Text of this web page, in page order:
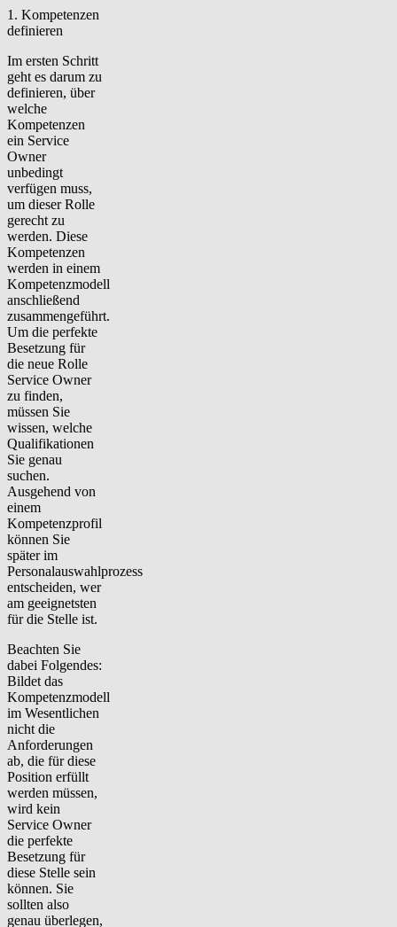
1. Kompetenzen
definieren
Im ersten Schritt
geht es darum zu
definieren, über
welche
Kompetenzen
ein Service
Owner
unbedingt
verfügen muss,
um dieser Rolle
gerecht zu
werden. Diese
Kompetenzen
werden in einem
Kompetenzmodell
anschließend
zusammengeführt.
Um die perfekte
Besetzung für
die neue Rolle
Service Owner
zu finden,
müssen Sie
wissen, welche
Qualifikationen
Sie genau
suchen.
Ausgehend von
einem
Kompetenzprofil
können Sie
später im
Personalauswahlprozess
entscheiden, wer
am geeignetsten
für die Stelle ist.
Beachten Sie
dabei Folgendes:
Bildet das
Kompetenzmodell
im Wesentlichen
nicht die
Anforderungen
ab, die für diese
Position erfüllt
werden müssen,
wird kein
Service Owner
die perfekte
Besetzung für
diese Stelle sein
können. Sie
sollten also
genau überlegen,